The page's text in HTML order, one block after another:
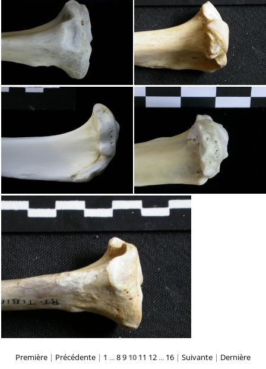
Première | Précédente | 1 ...89 10 11 12 ... 16 | Suivante | Dernière